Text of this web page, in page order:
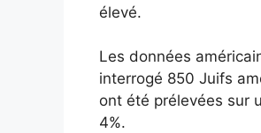
élevé.
Les données
interrogé 850 Juifs
ont été prélevées sur
4%.